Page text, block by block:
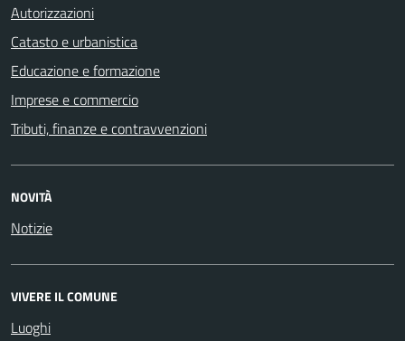
Autorizzazioni
Catasto e urbanistica
Educazione e formazione
Imprese e commercio
Tributi, finanze e contravvenzioni
NOVITÀ
Notizie
VIVERE IL COMUNE
Luoghi